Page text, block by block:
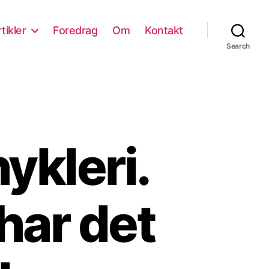
Foredrag Om Kontakt
Search
det